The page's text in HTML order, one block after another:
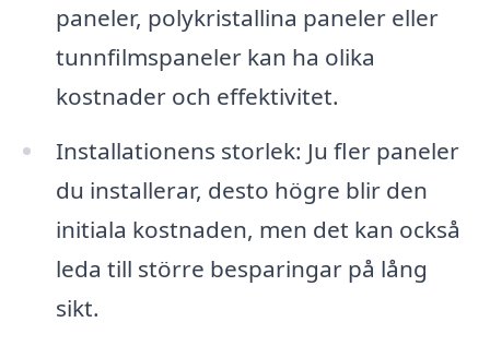
paneler, polykristallina paneler eller
tunnfilmspaneler kan ha olika
kostnader och effektivitet.
Installationens storlek: Ju fler paneler
du installerar, desto högre blir den
initiala kostnaden, men det kan också
leda till större besparingar på lång
sikt.